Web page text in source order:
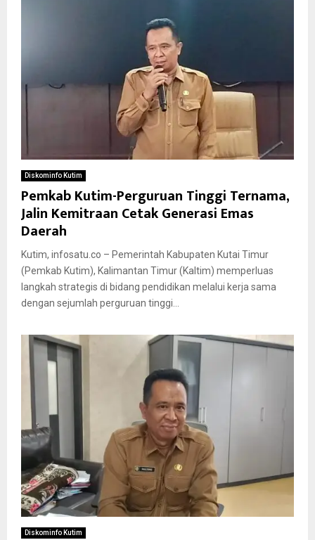
Diskominfo Kutim
Pemkab Kutim-Perguruan Tinggi Ternama,
Jalin Kemitraan Cetak Generasi Emas
Daerah
Kutim, infosatu.co – Pemerintah Kabupaten Kutai Timur
(Pemkab Kutim), Kalimantan Timur (Kaltim) memperluas
langkah strategis di bidang pendidikan melalui kerja sama
dengan sejumlah perguruan tinggi...
Diskominfo Kutim